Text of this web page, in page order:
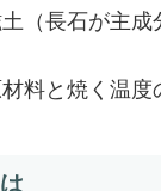
（長石が主成
料と焼く温度